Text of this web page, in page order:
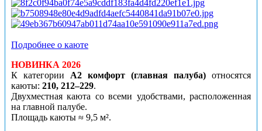
Подробнее о каюте
НОВИНКА 2026
К категории А2 комфорт (главная палуба) относятся
каюты: 210, 212–229.
Двухместная каюта со всеми удобствами, расположенная
на главной палубе.
Площадь каюты ≈ 9,5 м².